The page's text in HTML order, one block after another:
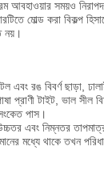
আবহাওয়ার সময়ও নিরাপদ
মোল্ড করা বিকল্প
নয়।
এবং রঙ বিবর্ণ ছাড়া,
প্রাণী টাইট, ভাল সীল
পাস।
এবং নিম্নতর
মধ্যে থাকে তখন